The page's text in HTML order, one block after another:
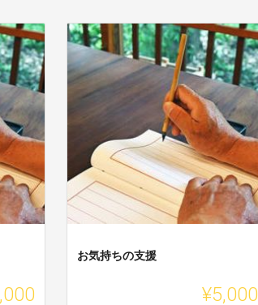
お気持ちの支援
¥5,000